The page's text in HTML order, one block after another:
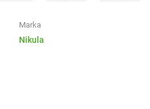
Marka
Nikula